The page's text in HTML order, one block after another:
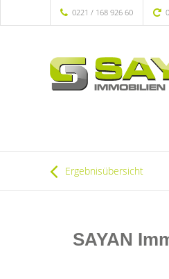
0221 / 168 926 60
Ergebnisübersicht
SAYAN